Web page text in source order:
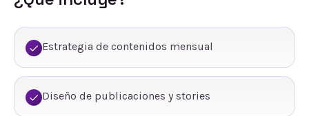
Estrategia de contenidos mensual
Diseño de publicaciones y stories